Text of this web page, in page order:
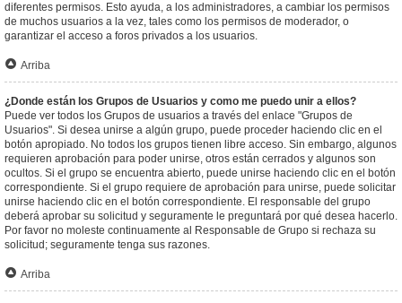
diferentes permisos. Esto ayuda, a los administradores, a cambiar los permisos
de muchos usuarios a la vez, tales como los permisos de moderador, o
garantizar el acceso a foros privados a los usuarios.
Arriba
¿Donde están los Grupos de Usuarios y como me puedo unir a ellos?
Puede ver todos los Grupos de usuarios a través del enlace "Grupos de
Usuarios". Si desea unirse a algún grupo, puede proceder haciendo clic en el
botón apropiado. No todos los grupos tienen libre acceso. Sin embargo, algunos
requieren aprobación para poder unirse, otros están cerrados y algunos son
ocultos. Si el grupo se encuentra abierto, puede unirse haciendo clic en el botón
correspondiente. Si el grupo requiere de aprobación para unirse, puede solicitar
unirse haciendo clic en el botón correspondiente. El responsable del grupo
deberá aprobar su solicitud y seguramente le preguntará por qué desea hacerlo.
Por favor no moleste continuamente al Responsable de Grupo si rechaza su
solicitud; seguramente tenga sus razones.
Arriba